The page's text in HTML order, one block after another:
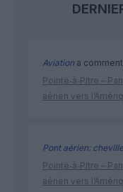
Aviation a
Pointe‑à‑Pitre –
aérien vers
Pont aérien:
Pointe‑à‑Pitre –
aérien vers